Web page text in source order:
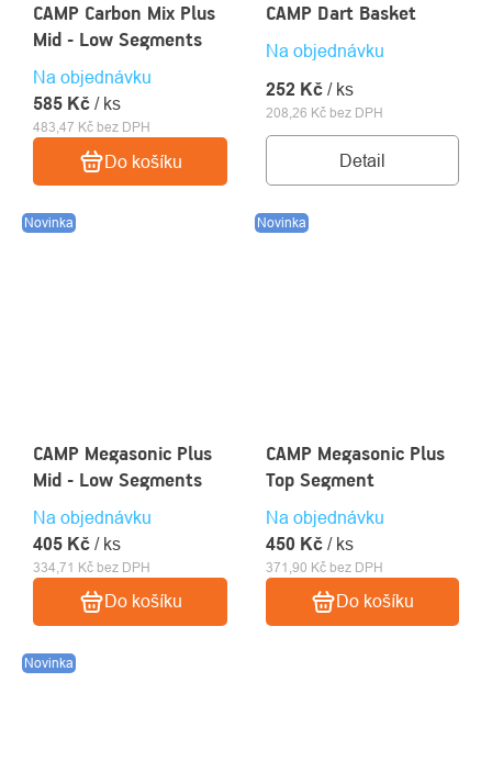
CAMP Carbon Mix Plus
Mid - Low Segments
Na objednávku
483,47 Kč bez DPH
585 Kč / ks
Do košíku
CAMP Dart Basket
Na objednávku
208,26 Kč bez DPH
252 Kč / ks
Detail
Novinka
CAMP Megasonic Plus
Mid - Low Segments
Na objednávku
334,71 Kč bez DPH
405 Kč / ks
Do košíku
Novinka
CAMP Megasonic Plus
Top Segment
Na objednávku
371,90 Kč bez DPH
450 Kč / ks
Do košíku
Novinka